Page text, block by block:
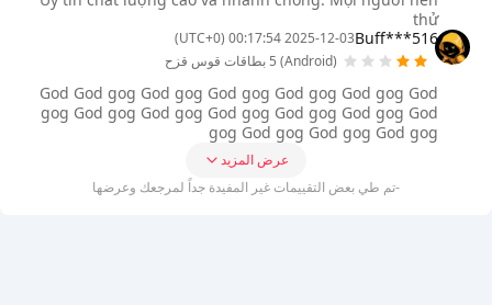
thử
Buff***516
2025-12-03 00:17:54 (UTC+0)
(Android) 5 بطاقات قوس قزح
God God gog God gog God gog God gog God gog God
gog God gog God gog God gog God gog God gog God
gog God gog God gog God gog
عرض المزيد
-تم طي بعض التقييمات غير المفيدة جداً لمرجعك وعرضها